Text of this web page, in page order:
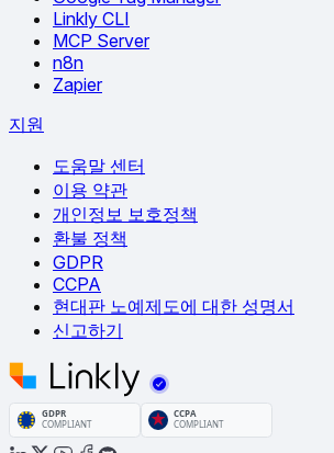
Linkly CLI
MCP Server
n8n
Zapier
지원
도움말 센터
이용 약관
개인정보 보호정책
환불 정책
GDPR
CCPA
현대판 노예제도에 대한 성명서
신고하기